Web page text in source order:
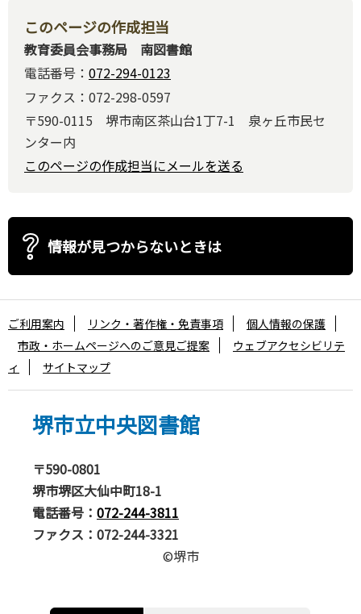
このページの作成担当
教育委員会事務局 南図書館
電話番号： 072-294-0123
ファクス：072-298-0597
〒590-0115 堺市南区茶山台1丁7-1 泉ヶ丘市民セ
ンター内
このページの作成担当にメールを送る
情報が見つからないときは
堺市立中央図書館
〒590-0801
堺市堺区大仙中町18-1
電話番号： 072-244-3811
ファクス：072-244-3321
ご利用案内 リンク・著作権・免責事項
個人情報の保護
市政・ホームページへのご意見ご提案
ウェブアクセシビリテ
ィ
サイトマップ
©堺市